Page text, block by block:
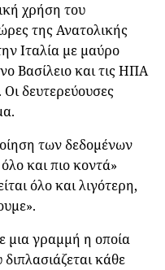
χρήση του
της Ανατολικής
Ιταλία με μαύρο
Βασίλειο και τις ΗΠΑ
δευτερεύουσες
των δεδομένων
και πιο κοντά»
όλο και λιγότερη,
μια γραμμή η οποία
διπλασιάζεται κάθε